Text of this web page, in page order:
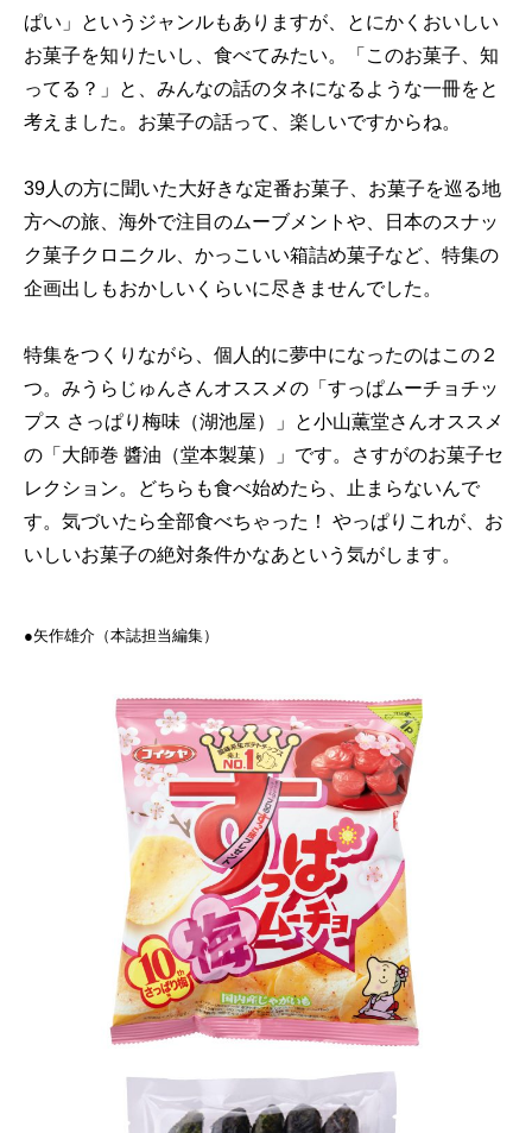
ぱい」というジャンルもありますが、とにかくおいしい
お菓子を知りたいし、食べてみたい。「このお菓子、知
ってる？」と、みんなの話のタネになるような一冊をと
考えました。お菓子の話って、楽しいですからね。
39人の方に聞いた大好きな定番お菓子、お菓子を巡る地
方への旅、海外で注目のムーブメントや、日本のスナッ
ク菓子クロニクル、かっこいい箱詰め菓子など、特集の
企画出しもおかしいくらいに尽きませんでした。
特集をつくりながら、個人的に夢中になったのはこの２
つ。みうらじゅんさんオススメの「すっぱムーチョチッ
プス さっぱり梅味（湖池屋）」と小山薫堂さんオススメ
の「大師巻 醬油（堂本製菓）」です。さすがのお菓子セ
レクション。どちらも食べ始めたら、止まらないんで
す。気づいたら全部食べちゃった！ やっぱりこれが、お
いしいお菓子の絶対条件かなあという気がします。
●︎矢作雄介（本誌担当編集）